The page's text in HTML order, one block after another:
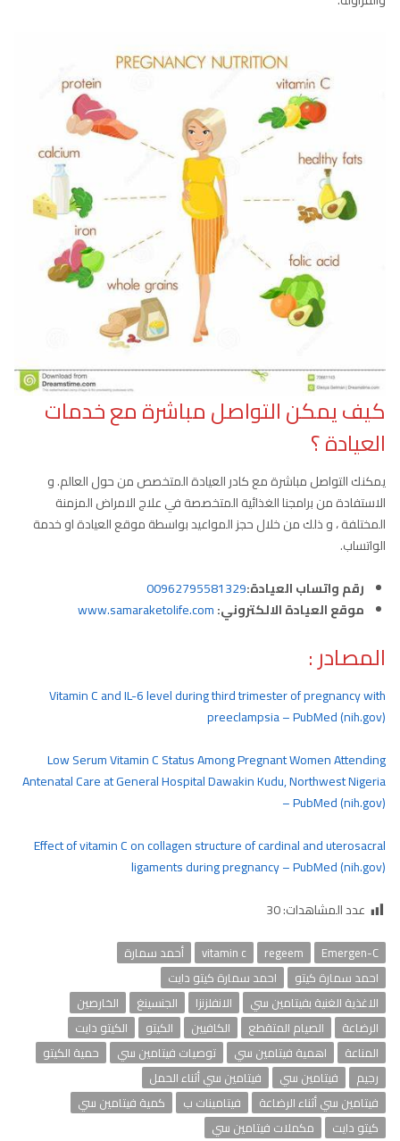
كيف يمكن التواصل مباشرة مع خدمات
العيادة ؟
يمكنك التواصل مباشرة مع كادر العيادة المتخصص من حول العالم. و
الاستفادة من برامجنا الغذائية المتخصصة في علاج الامراض المزمنة
المختلفة ، و ذلك من خلال حجز المواعيد بواسطة موقع العيادة او خدمة
الواتساب.
رقم واتساب العيادة:00962795581329
موقع العيادة الالكتروني:www.samaraketolife.com
المصادر :
Vitamin C and IL-6 level during third trimester of pregnancy with
preeclampsia – PubMed (nih.gov)
Low Serum Vitamin C Status Among Pregnant Women Attending
Antenatal Care at General Hospital Dawakin Kudu, Northwest Nigeria
– PubMed (nih.gov)
Effect of vitamin C on collagen structure of cardinal and uterosacral
ligaments during pregnancy – PubMed (nih.gov)
عدد المشاهدات:30
Emergen-C
regeem
vitamin c
أحمد سمارة
احمد سمارة كيتو
احمد سمارة كيتو دايت
الاغذية الغنية بفيتامين سي
الانفلزنزا الجنسينغ
الخارصين
الرضاعة
الصيام المتقطع الكافيين الكيتو
الكيتو دايت
المناعة
اهمية فيتامين سي توصيات فيتامين سي
حمية الكيتو
رجيم
فيتامين سي
فيتامين سي أثناء الحمل
فيتامين سي أثناء الرضاعة
فيتامينات ب
كمية فيتامين سي
كيتو دايت
مكملات فيتامين سي